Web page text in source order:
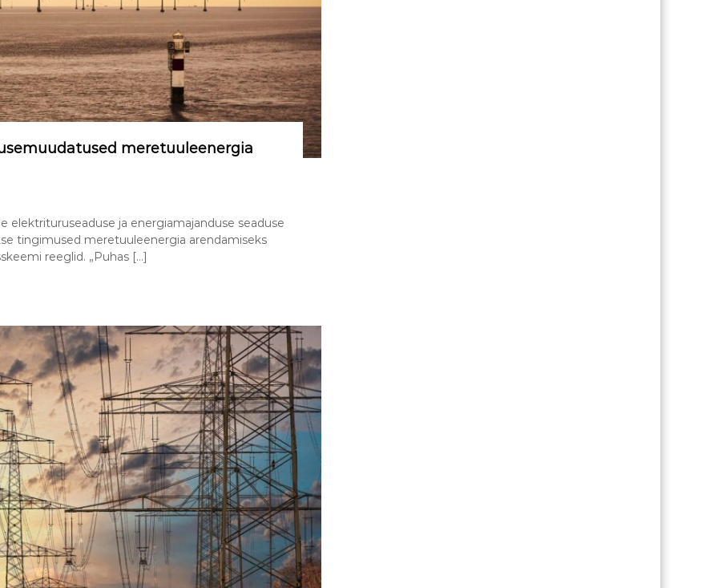
meretuuleenergia
elektrituruseaduse ja energiamajanduse seaduse
tingimused meretuuleenergia arendamiseks
reeglid. „Puhas […]